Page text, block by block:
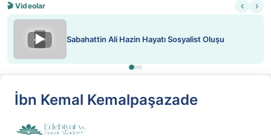
🎬 Videolar ‹ ›
▶ Sabahattin Ali Hazin Hayatı Sosyalist Oluşu
İbn Kemal Kemalpaşazade